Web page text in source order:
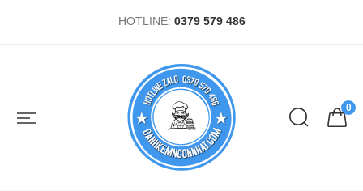
HOTLINE: 0379 579 486
0